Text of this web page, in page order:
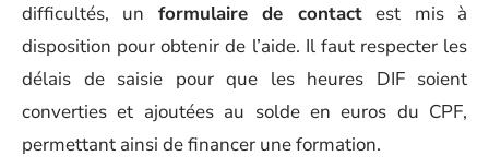
difficultés, un formulaire de contactest mis à
disposition pour obtenir de l’aide. Il faut respecter les
délais de saisie pour que les heures DIF soient
converties et ajoutées au solde en euros du CPF,
permettant ainsi de financer une formation.